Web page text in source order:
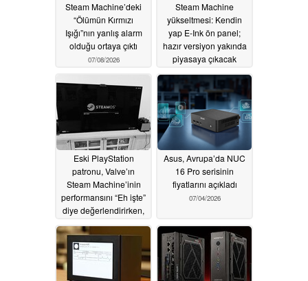
Steam Machine’deki
“Ölümün Kırmızı
Işığı”nın yanlış alarm
olduğu ortaya çıktı
07/08/2026
Steam Machine
yükseltmesi: Kendin
yap E-Ink ön panel;
hazır versiyon yakında
piyasaya çıkacak
07/05/2026
Eski PlayStation
patronu, Valve’ın
Steam Machine’inin
performansını “Eh işte”
diye değerlendirirken,
deneyimini övdü
07/04/2026
Asus, Avrupa’da NUC
16 Pro serisinin
fiyatlarını açıkladı
07/04/2026